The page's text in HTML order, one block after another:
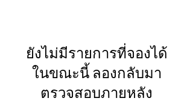
ยังไม่มีรายการที่จองได้
ในขณะนี้ ลองกลับมา
ตรวจสอบภายหลัง